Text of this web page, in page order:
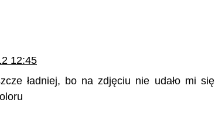
12:45
ładniej, bo na zdjęciu nie udało mi się